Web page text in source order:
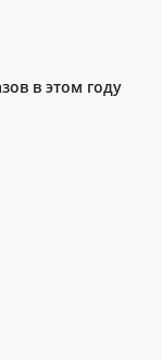
в этом году